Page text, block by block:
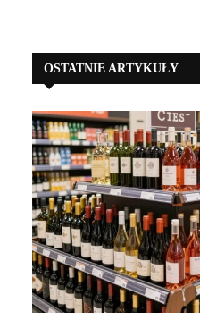
OSTATNIE ARTYKUŁY